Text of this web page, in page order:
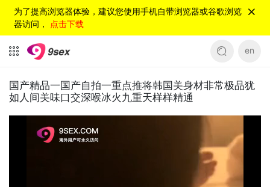
为了提高浏览器体验，建议您使用手机自带浏览器或谷歌浏览
器访问， 点击下载
en
国产精品一国产自拍一重点推将韩国美身材非常极品犹
如人间美味口交深喉冰火九重天样样精通